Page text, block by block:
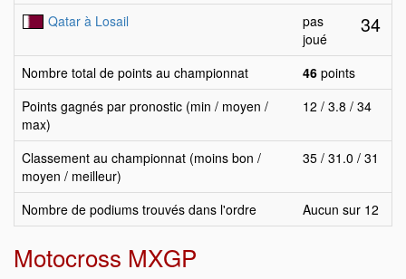
Qatar à Losail
pas
joué
34
Nombre total de points au championnat 46 points
Points gagnés par pronostic (min / moyen /
max)
12 / 3.8 / 34
Classement au championnat (moins bon /
moyen / meilleur)
35 / 31.0 / 31
Nombre de podiums trouvés dans l'ordre Aucun sur 12
Motocross MXGP